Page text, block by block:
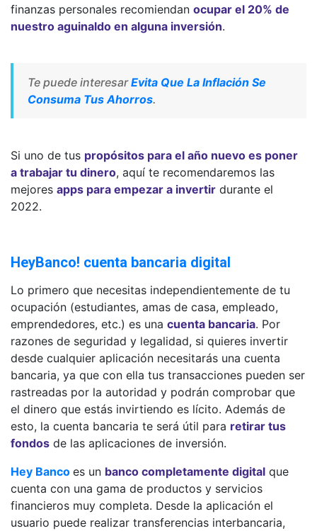
finanzas personales recomiendan ocupar el 20% de
nuestro aguinaldo en alguna inversión.
Te puede interesarEvita Que La Inflación Se
Consuma Tus Ahorros.
Si uno de tus propósitos para el año nuevo es poner
a trabajar tu dinero, aquí te recomendaremos las
mejores apps para empezar a invertir durante el
2022.
HeyBanco! cuenta bancaria digital
Lo primero que necesitas independientemente de tu
ocupación (estudiantes, amas de casa, empleado,
emprendedores, etc.) es una cuenta bancaria. Por
razones de seguridad y legalidad, si quieres invertir
desde cualquier aplicación necesitarás una cuenta
bancaria, ya que con ella tus transacciones pueden ser
rastreadas por la autoridad y podrán comprobar que
el dinero que estás invirtiendo es lícito. Además de
esto, la cuenta bancaria te será útil para retirar tus
fondos de las aplicaciones de inversión.
Hey Banco es un banco completamente digital que
cuenta con una gama de productos y servicios
financieros muy completa. Desde la aplicación el
usuario puede realizar transferencias interbancaria,